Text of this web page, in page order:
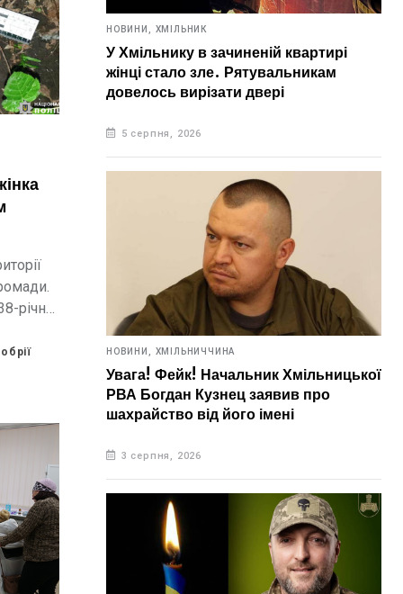
річна
які
НОВИНИ, ХМІЛЬНИК
У Хмільнику в зачиненій квартирі
жінці стало зле. Рятувальникам
довелось вирізати двері
5 серпня, 2026
НОВИНИ, ХМІЛЬНИЧЧИНА
Увага! Фейк! Начальник Хмільницької
РВА Богдан Кузнец заявив про
шахрайство від його імені
3 серпня, 2026